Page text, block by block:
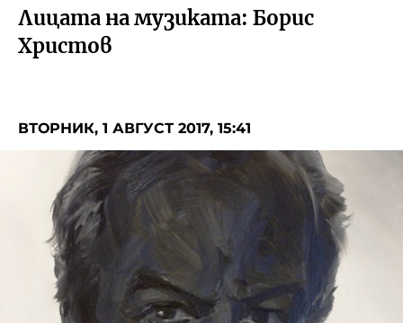
Спорт
Съвет за електронни медии
БНР
БНР Новини
Детското.БНР
Лицата на музиката: Борис
Христов
ВТОРНИК, 1 АВГУСТ 2017, 15:41